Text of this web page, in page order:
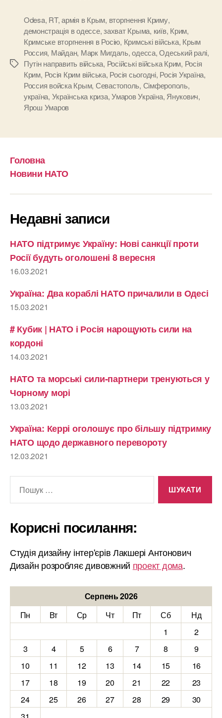
Позначки
Odesa, RT,армія в Крым, вторгнення Криму,
демонстрація в одессе,захват Крыма, київ, Крим,
Кримське вторгнення в Росію, Кримські війська, Крым
Россия, Майдан, Марк Мигдаль,одесса,Одеський ралі,
Путін направить війська, Російські війська Крим, Росія
Крим, Росія Крим війська, Росія сьогодні, Росія Україна,
Россия войска Крым, Севастополь, Сімферополь,
україна, Українська криза,Умаров Україна, Янукович,
Ярош Умаров
Головна
Новини НАТО
Недавні записи
НАТО підтримує Україну: Нові санкції проти
Росії будуть оголошені 8 вересня
16.03.2021
Україна: Два кораблі НАТО причалили в Одесі
15.03.2021
# Кубик | НАТО і Росія нарощують сили на
кордоні
14.03.2021
НАТО та морські сили-партнери тренуються у
Чорному морі
13.03.2021
Україна: Керрі оголошує про більшу підтримку
НАТО щодо державного перевороту
12.03.2021
Корисні посилання:
Студія дизайну інтер'єрів Лакшері Антонович
Дизайн розробляє дивовжний проект дома.
Серпень 2026
Пн
Вт Ср Чт Пт Сб
Нд
1
2
3
4 5 6 7 8
9
10
11 12 13 14 15
16
17
18 19 20 21 22
23
24
25 26 27 28 29
30